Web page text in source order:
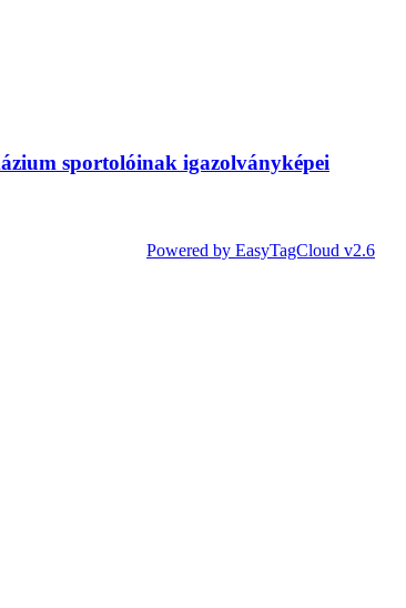
sportolóinak igazolványképei
Powered by EasyTagCloud v2.6